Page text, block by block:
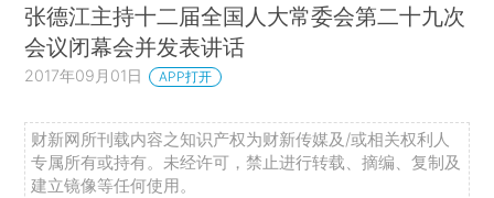
张德江主持十二届全国人大常委会第二十九次
会议闭幕会并发表讲话
2017年09月01日 APP打开
财新网所刊载内容之知识产权为财新传媒及/或相关权利人
专属所有或持有。未经许可，禁止进行转载、摘编、复制及
建立镜像等任何使用。